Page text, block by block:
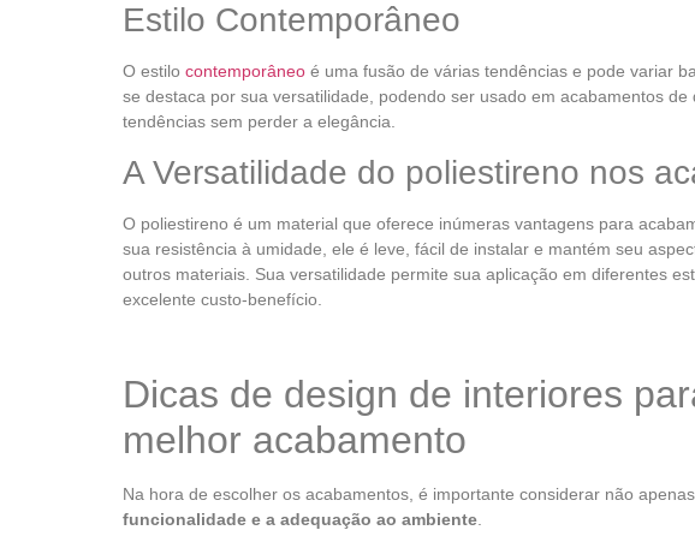
Estilo Contemporâneo
O estilo contemporâneo é uma fusão de várias tendências e pode variar
se destaca por sua versatilidade, podendo ser usado em acabamentos
tendências sem perder a elegância.
A Versatilidade do poliestireno nos
O poliestireno é um material que oferece inúmeras vantagens para
sua resistência à umidade, ele é leve, fácil de instalar e mantém seu
outros materiais. Sua versatilidade permite sua aplicação em diferentes
excelente custo-benefício.
Dicas de design de interiores
melhor acabamento
Na hora de escolher os acabamentos, é importante considerar não
funcionalidade e a adequação ao ambiente